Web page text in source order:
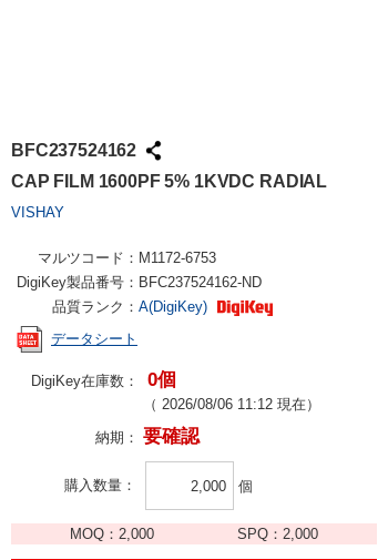
BFC237524162
CAP FILM 1600PF 5% 1KVDC RADIAL
VISHAY
マルツコード： M1172-6753
DigiKey製品番号： BFC237524162-ND
品質ランク： A(DigiKey)
データシート
DigiKey在庫数： 0個
（ 2026/08/06 11:12 現在）
納期： 要確認
購入数量 個
MOQ： 2,000 SPQ：2,000